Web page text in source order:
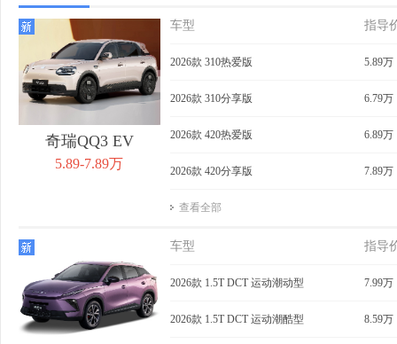
2.99万
QQ冰淇淋 2024款 青
春版 120km 奶昔
获取底价
3.19万
春版 120km 香草
获取底价
3.69万
205km 圣
获
QQ冰淇淋 2024款
205km 元气版
获取底价
3.99万
春版 205km 奶昔
获取底价
QQ冰淇
205km 元
获
奇瑞QQ3 EV
5.89-7.89万
车型 指导
2026款 310热爱版 5.89万
2026款 310分享版 6.79万
2026款 420热爱版 6.89万
2026款 420分享版 7.89万
查看全部
车型 指导
2026款 1.5T DCT 运动潮动型 7.99万
2026款 1.5T DCT 运动潮酷型 8.59万